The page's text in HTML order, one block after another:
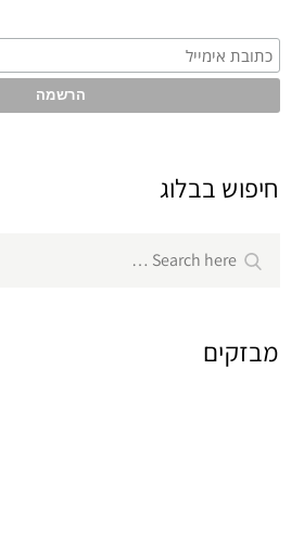
חיפוש בבלוג
for:
Search
מבזקים